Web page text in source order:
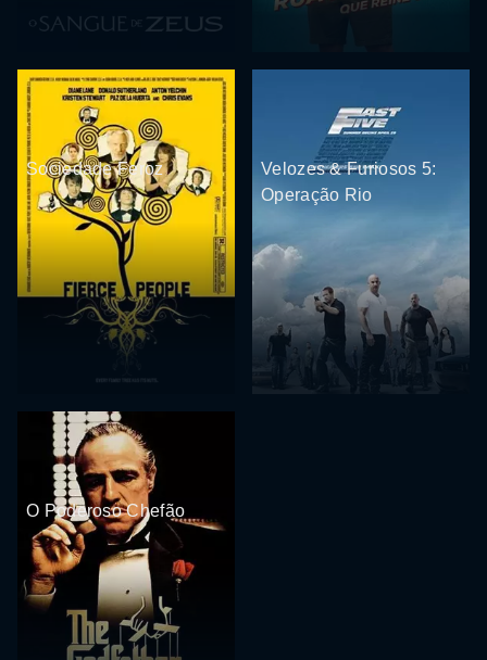
Sociedade Feroz
Velozes & Furiosos 5:
Operação Rio
O Poderoso Chefão